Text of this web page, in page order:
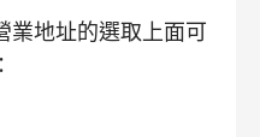
業地址的選取上面可